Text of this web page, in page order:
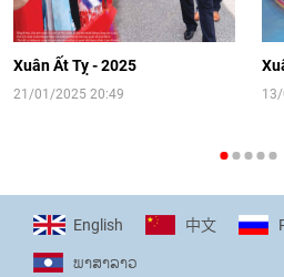
[Video] Đối
hướng tới kết
người Việt
16:58|10/06/2026
phó với biến
17:07|09/06/2026
Xuân Ất Tỵ - 2025
21/01/2025 20:49
English 中文
ພາ​ສາ​ລາວ